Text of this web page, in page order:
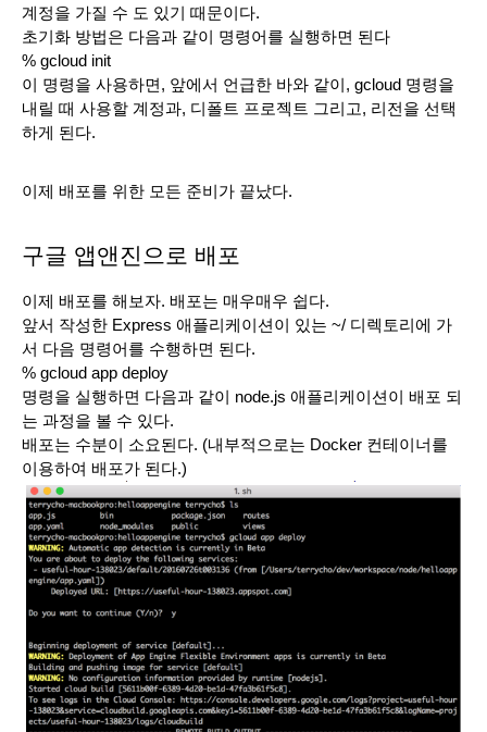
계정을 가질 수 도 있기 때문이다.
초기화 방법은 다음과 같이 명령어를 실행하면 된다
% gcloud init
이 명령을 사용하면, 앞에서 언급한 바와 같이, gcloud 명령을
내릴 때 사용할 계정과, 디폴트 프로젝트 그리고, 리전을 선택
하게 된다.
이제 배포를 위한 모든 준비가 끝났다.
구글 앱앤진으로 배포
이제 배포를 해보자. 배포는 매우매우 쉽다.
앞서 작성한 Express 애플리케이션이 있는 ~/ 디렉토리에 가
서 다음 명령어를 수행하면 된다.
% gcloud app deploy
명령을 실행하면 다음과 같이 node.js 애플리케이션이 배포 되
는 과정을 볼 수 있다.
배포는 수분이 소요된다. (내부적으로는 Docker 컨테이너를
이용하여 배포가 된다.)